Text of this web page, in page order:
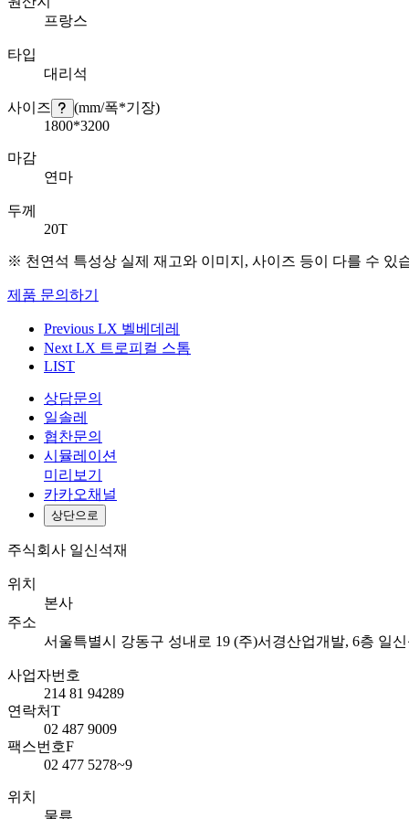
프랑스
타입
대리석
사이즈
(mm/폭*기장)
1800*3200
마감
연마
두께
20T
※ 천연석 특성상 실제 재고와 이미지, 사이즈 등이 다를 수 있
제품 문의하기
Previous LX 벨베데레
Next LX 트로피컬 스톰
LIST
상담문의
일솔레
협찬문의
시뮬레이션
미리보기
카카오채널
상단으로
주식회사 일신석재
위치
본사
주소
서울특별시 강동구 성내로 19 (주)서경산업개발, 6층 일
사업자번호
214 81 94289
연락처T
02 487 9009
팩스번호F
02 477 5278~9
위치
물류